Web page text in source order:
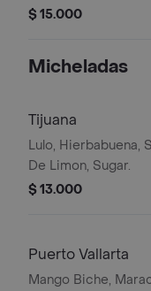
condensada y
$ 15.000
Micheladas
Tijuana
Lulo, Hierbabuena,
De Limon, Sugar.
$ 13.000
Puerto Vallarta
Mango Biche,